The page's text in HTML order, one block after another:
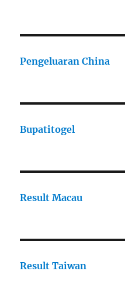
Pengeluaran China
Bupatitogel
Result Macau
Result Taiwan